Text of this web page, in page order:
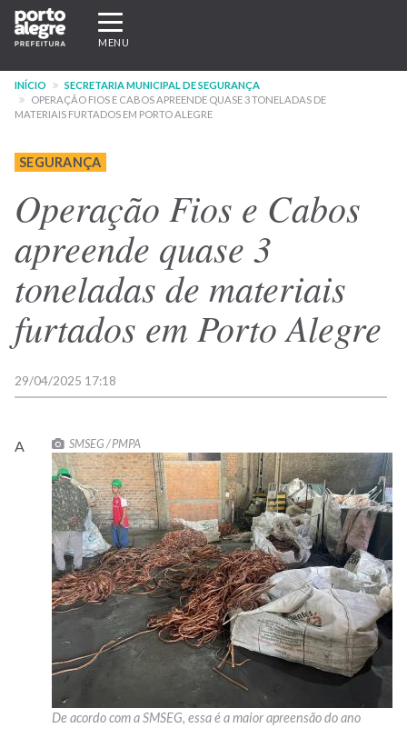
Pular
para
conteúdo
principal
Expandir/recolher
navegação
MENU
INÍCIO
SECRETARIA MUNICIPAL DE SEGURANÇA
OPERAÇÃO FIOS E CABOS APREENDE QUASE 3 TONELADAS DE
MATERIAIS FURTADOS EM PORTO ALEGRE
SEGURANÇA
Operação Fios e Cabos
apreende quase 3
toneladas de materiais
furtados em Porto Alegre
29/04/2025 17:18
SMSEG / PMPA
De acordo com a SMSEG, essa é a maior apreensão do ano
A